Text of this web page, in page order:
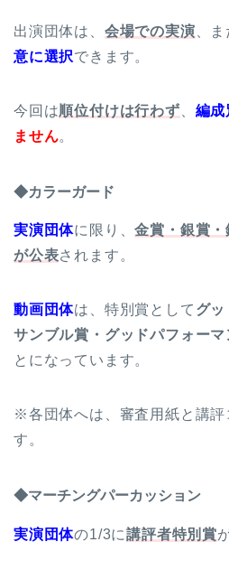
出演団体は、 会場での実演 、
意に選択できます。
今回は順位付けは行わず 編成
ません。
◆カラーガード
実演団体に限り、金賞・銀賞・
が公表されます。
動画団体は、特別賞として グ
サンブル賞・グッドパフォーマ
とになっています。
※各団体へは、審査用紙と講評
す。
◆マーチングパーカッション
実演団体の1/3に講評者特別賞